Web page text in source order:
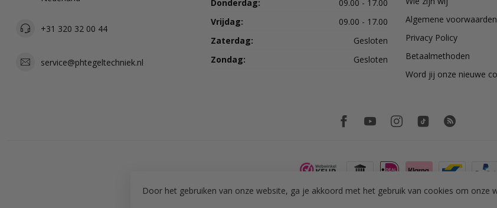
+31 320 32 00 44
service@phtegeltechniek.nl
Donderdag:
09.00 - 17.00
Vrijdag:
09.00 - 17.00
Zaterdag:
Gesloten
Zondag:
Gesloten
Algemene voorwaarden
Privacy Policy
Betaalmethoden
Word jij onze nieuwe
© Copyright 2026 PH Tegeltechniek
Door het gebruiken van onze website, ga je akkoord met het gebruik van cookies om onze